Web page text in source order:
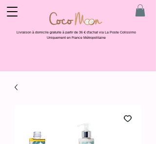
Livraison à domicile gratuite à partir de 36 € d'achat via La Poste Colissimo
Uniquement en France Métropolitaine